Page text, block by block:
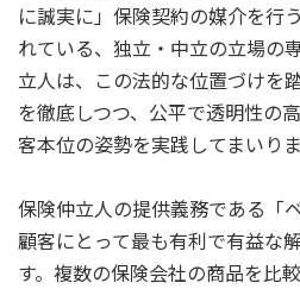
に誠実に」保険契約の媒介を行
れている、独立・中立の立場の
立人は、この法的な位置づけを
を徹底しつつ、公平で透明性の
客本位の姿勢を実践してまいりま
保険仲立人の提供義務である「
顧客にとって最も有利で有益な
す。複数の保険会社の商品を比